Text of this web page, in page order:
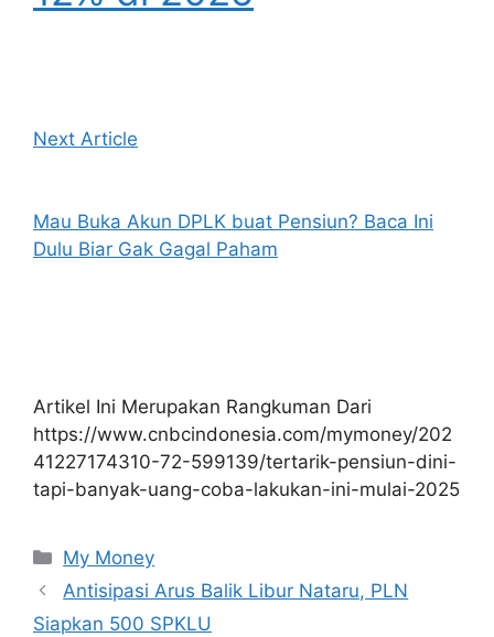
Next Article
Mau Buka Akun DPLK buat Pensiun? Baca Ini
Dulu Biar Gak Gagal Paham
Artikel Ini Merupakan Rangkuman Dari
https://www.cnbcindonesia.com/mymoney/202
41227174310-72-599139/tertarik-pensiun-dini-
tapi-banyak-uang-coba-lakukan-ini-mulai-2025
Kategori
My Money
Antisipasi Arus Balik Libur Nataru, PLN
Siapkan 500 SPKLU